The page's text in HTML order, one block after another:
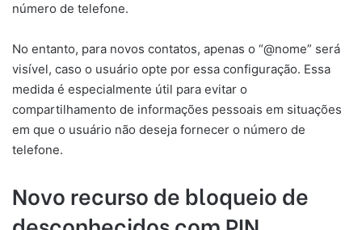
número de telefone.
No entanto, para novos contatos, apenas o “@nome” será
visível, caso o usuário opte por essa configuração. Essa
medida é especialmente útil para evitar o
compartilhamento de informações pessoais em situações
em que o usuário não deseja fornecer o número de
telefone.
Novo recurso de bloqueio de